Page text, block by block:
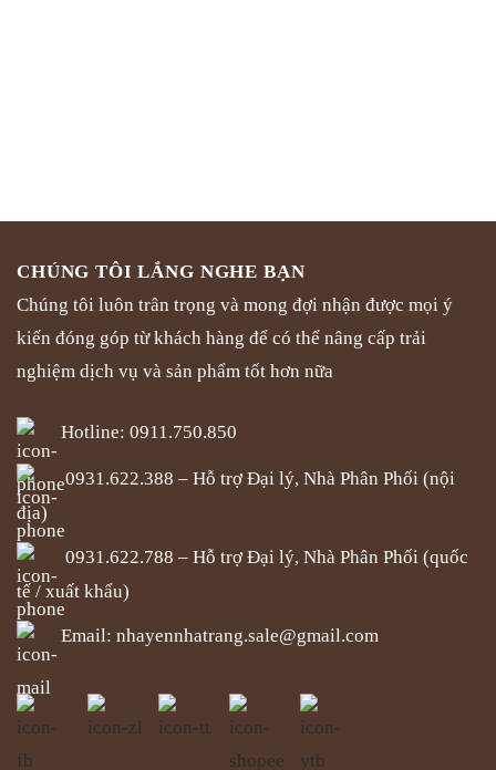
thể
chọn
trên
trang
sản
thể
chọn
trên
trang
sản
CHÚNG TÔI LẮNG NGHE BẠN
Chúng tôi luôn trân trọng và mong đợi nhận được mọi ý
kiến đóng góp từ khách hàng để có thể nâng cấp trải
nghiệm dịch vụ và sản phẩm tốt hơn nữa
Hotline: 0911.750.850
0931.622.388 – Hỗ trợ Đại lý, Nhà Phân Phối (nội
địa)
0931.622.788 – Hỗ trợ Đại lý, Nhà Phân Phối (quốc
tế / xuất khẩu)
Email: nhayennhatrang.sale@gmail.com